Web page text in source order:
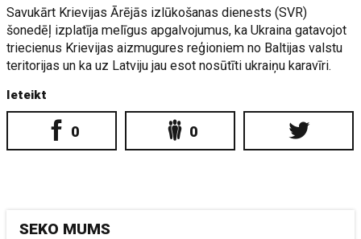
Savukārt Krievijas Ārējās izlūkošanas dienests (SVR)
šonedēļ izplatīja melīgus apgalvojumus, ka Ukraina gatavojot
triecienus Krievijas aizmugures reģioniem no Baltijas valstu
teritorijas un ka uz Latviju jau esot nosūtīti ukraiņu karavīri.
Ieteikt
0 0
SEKO MUMS